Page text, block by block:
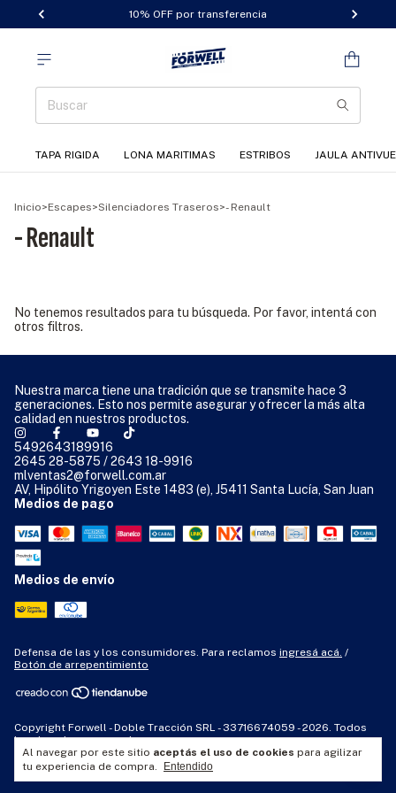
10% OFF por transferencia
TAPA RIGIDA LONA MARITIMAS ESTRIBOS JAULA
Al navegar por este sitio aceptás el uso de cookies para agilizar
tu experiencia de compra.
Entendido
Inicio>Escapes>Silenciadores Traseros>- Renault
- Renault
No tenemos resultados para tu búsqueda. Por favor, intentá con
otros filtros.
Nuestra marca tiene una tradición que se transmite hace 3
generaciones. Esto nos permite asegurar y ofrecer la más alta
calidad en nuestros productos.
5492643189916
2645 28-5875 / 2643 18-9916
mlventas2@forwell.com.ar
AV, Hipólito Yrigoyen Este 1483 (e), J5411 Santa Lucía, San Juan
Medios de pago
Medios de envío
Defensa de las y los consumidores. Para reclamos ingresá acá. /
Botón de arrepentimiento
Copyright Forwell - Doble Tracción SRL - 33716674059 - 2026. Todos
los derechos reservados.